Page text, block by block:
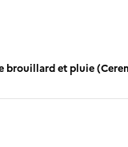
brouillard et pluie